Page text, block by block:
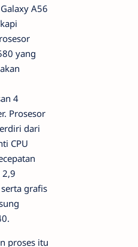
A56
yang
4
Prosesor
dari
CPU
2,9
grafis
proses itu